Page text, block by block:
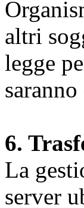
altri
legge
6.
La
server